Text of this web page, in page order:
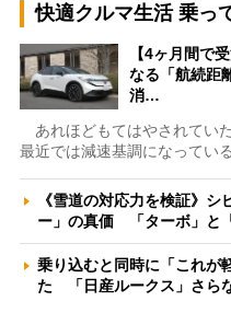
快適クルマ生活 乗っ
【4ヶ月間で
なる「航続距
消…
あれほどもてはやされてい
最近では減速基調になってい
《雪道の対応力を検証》
ー」の真価 「ターボ」と
乗り込むと同時に「これが
た 「日産ルークス」さら